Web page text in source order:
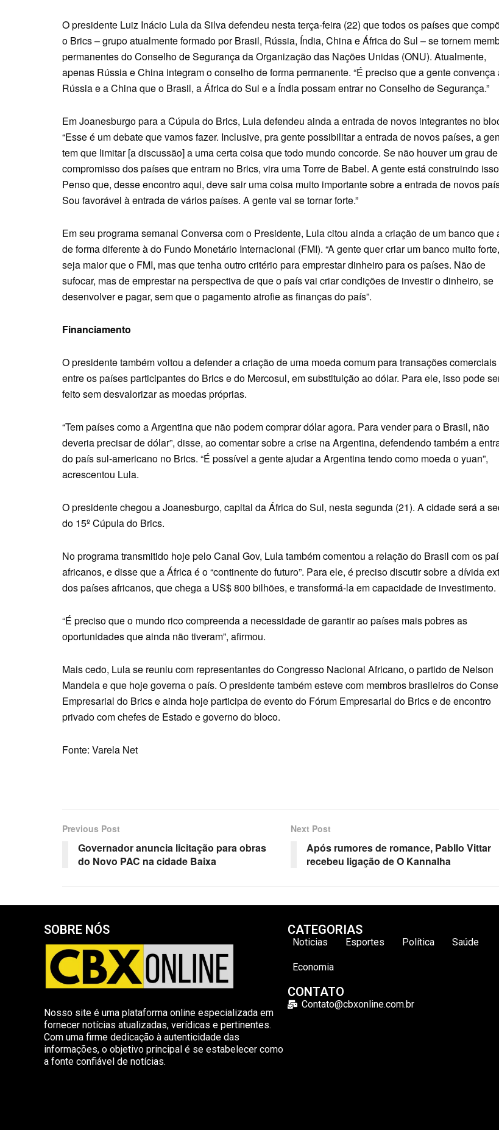
O presidente Luiz Inácio Lula da Silva defendeu nesta terça-feira (22) que todos os países que
o Brics – grupo atualmente formado por Brasil, Rússia, Índia, China e África do Sul – se tornem
permanentes do Conselho de Segurança da Organização das Nações Unidas (ONU). Atualmente,
apenas Rússia e China integram o conselho de forma permanente. “É preciso que a gente convença
Rússia e a China que o Brasil, a África do Sul e a Índia possam entrar no Conselho de Segurança.”
Em Joanesburgo para a Cúpula do Brics, Lula defendeu ainda a entrada de novos integrantes no
“Esse é um debate que vamos fazer. Inclusive, pra gente possibilitar a entrada de novos países, a
tem que limitar [a discussão] a uma certa coisa que todo mundo concorde. Se não houver um grau de
compromisso dos países que entram no Brics, vira uma Torre de Babel. A gente está construindo
Penso que, desse encontro aqui, deve sair uma coisa muito importante sobre a entrada de novos
Sou favorável à entrada de vários países. A gente vai se tornar forte.”
Em seu programa semanal Conversa com o Presidente, Lula citou ainda a criação de um banco que
de forma diferente à do Fundo Monetário Internacional (FMI). “A gente quer criar um banco muito
seja maior que o FMI, mas que tenha outro critério para emprestar dinheiro para os países. Não de
sufocar, mas de emprestar na perspectiva de que o país vai criar condições de investir o dinheiro, se
desenvolver e pagar, sem que o pagamento atrofie as finanças do país”.
Financiamento
O presidente também voltou a defender a criação de uma moeda comum para transações comerciais
entre os países participantes do Brics e do Mercosul, em substituição ao dólar. Para ele, isso pode
feito sem desvalorizar as moedas próprias.
“Tem países como a Argentina que não podem comprar dólar agora. Para vender para o Brasil, não
deveria precisar de dólar”, disse, ao comentar sobre a crise na Argentina, defendendo também a
do país sul-americano no Brics. “É possível a gente ajudar a Argentina tendo como moeda o yuan”,
acrescentou Lula.
O presidente chegou a Joanesburgo, capital da África do Sul, nesta segunda (21). A cidade será a
do 15º Cúpula do Brics.
No programa transmitido hoje pelo Canal Gov, Lula também comentou a relação do Brasil com os
africanos, e disse que a África é o “continente do futuro”. Para ele, é preciso discutir sobre a dívida
dos países africanos, que chega a US$ 800 bilhões, e transformá-la em capacidade de investimento.
“É preciso que o mundo rico compreenda a necessidade de garantir ao países mais pobres as
oportunidades que ainda não tiveram”, afirmou.
Mais cedo, Lula se reuniu com representantes do Congresso Nacional Africano, o partido de Nelson
Mandela e que hoje governa o país. O presidente também esteve com membros brasileiros do
Empresarial do Brics e ainda hoje participa de evento do Fórum Empresarial do Brics e de encontro
privado com chefes de Estado e governo do bloco.
Fonte: Varela Net
Previous Post
Governador anuncia licitação para obras
do Novo PAC na cidade Baixa
Next Post
Após rumores de romance, Pabllo Vittar
recebeu ligação de O Kannalha
SOBRE NÓS
Nosso site é uma plataforma online especializada em
fornecer notícias atualizadas, verídicas e pertinentes.
Com uma firme dedicação à autenticidade das
informações, o objetivo principal é se estabelecer como
a fonte confiável de notícias.
CATEGORIAS
Noticias Esportes Política Saúde
Economia
CONTATO
Contato@cbxonline.com.br